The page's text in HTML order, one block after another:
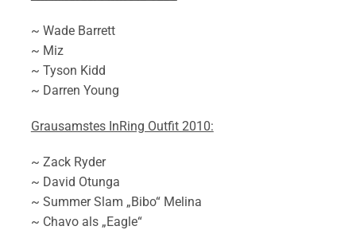
~ Wade Barrett
~ Miz
~ Tyson Kidd
~ Darren Young
Grausamstes InRing Outfit 2010:
~ Zack Ryder
~ David Otunga
~ Summer Slam „Bibo“ Melina
~ Chavo als „Eagle“